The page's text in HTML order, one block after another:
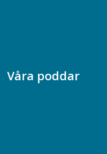
Våra poddar